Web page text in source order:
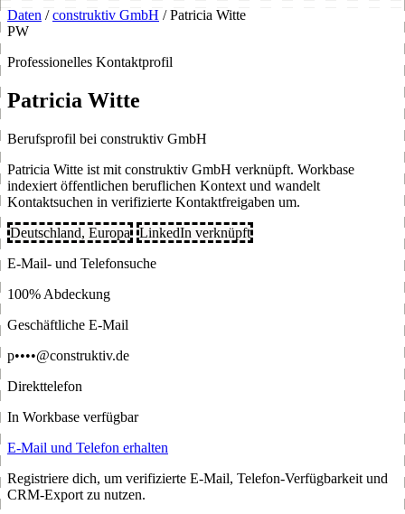
Daten / construktiv GmbH / Patricia Witte
PW
Professionelles Kontaktprofil
Patricia Witte
Berufsprofil bei construktiv GmbH
Patricia Witte ist mit construktiv GmbH verknüpft. Workbase
indexiert öffentlichen beruflichen Kontext und wandelt
Kontaktsuchen in verifizierte Kontaktfreigaben um.
Deutschland, Europa
LinkedIn verknüpft
E-Mail- und Telefonsuche
100% Abdeckung
Geschäftliche E-Mail
p••••@construktiv.de
Direkttelefon
In Workbase verfügbar
E-Mail und Telefon erhalten
Registriere dich, um verifizierte E-Mail, Telefon-Verfügbarkeit und
CRM-Export zu nutzen.